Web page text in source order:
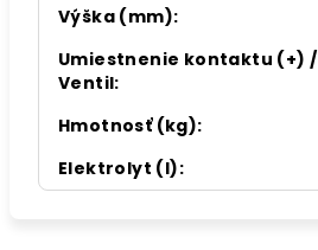
Výška (mm):
Umiestnenie kontaktu (+) /
Ventil:
Hmotnosť (kg):
Elektrolyt (l):